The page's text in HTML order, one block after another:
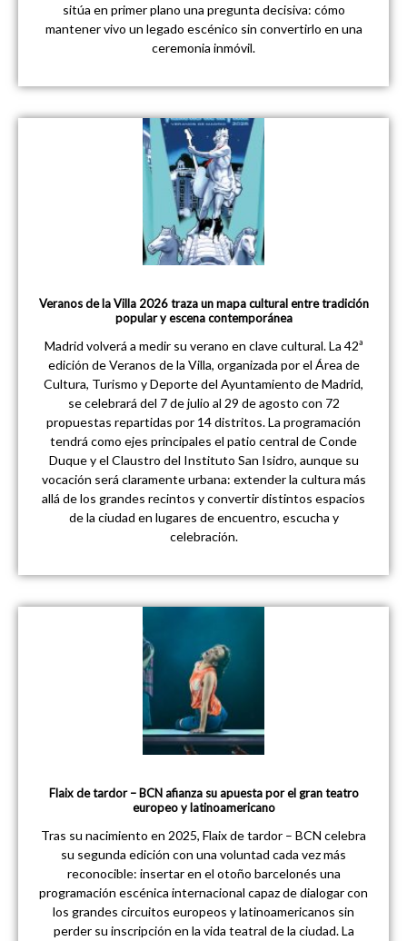
sitúa en primer plano una pregunta decisiva: cómo
mantener vivo un legado escénico sin convertirlo en una
ceremonia inmóvil.
Veranos de la Villa 2026 traza un mapa cultural entre tradición
popular y escena contemporánea
Madrid volverá a medir su verano en clave cultural. La 42ª
edición de Veranos de la Villa, organizada por el Área de
Cultura, Turismo y Deporte del Ayuntamiento de Madrid,
se celebrará del 7 de julio al 29 de agosto con 72
propuestas repartidas por 14 distritos. La programación
tendrá como ejes principales el patio central de Conde
Duque y el Claustro del Instituto San Isidro, aunque su
vocación será claramente urbana: extender la cultura más
allá de los grandes recintos y convertir distintos espacios
de la ciudad en lugares de encuentro, escucha y
celebración.
Flaix de tardor – BCN afianza su apuesta por el gran teatro
europeo y latinoamericano
Tras su nacimiento en 2025, Flaix de tardor – BCN celebra
su segunda edición con una voluntad cada vez más
reconocible: insertar en el otoño barcelonés una
programación escénica internacional capaz de dialogar con
los grandes circuitos europeos y latinoamericanos sin
perder su inscripción en la vida teatral de la ciudad. La